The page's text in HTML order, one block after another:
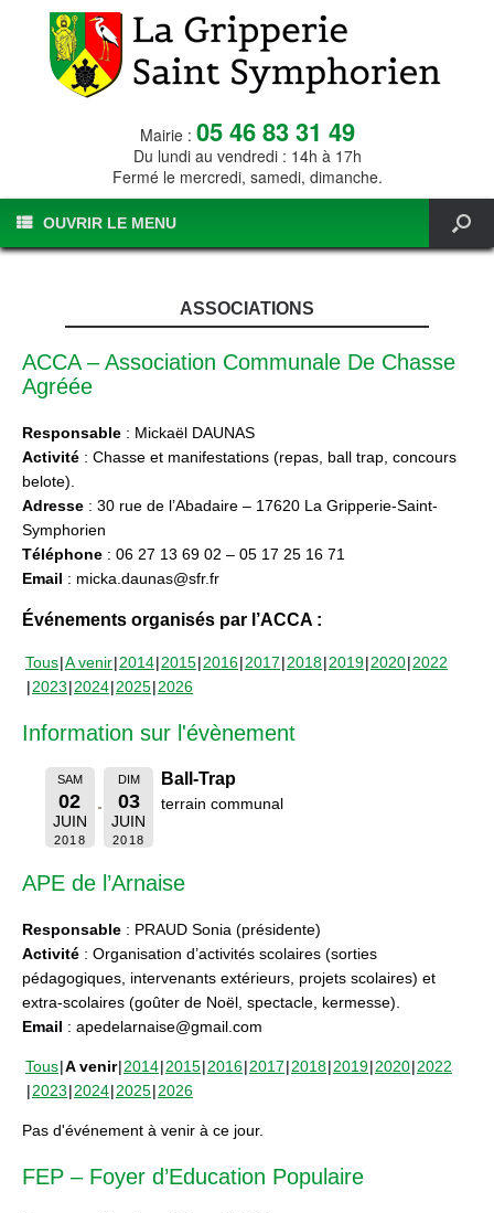
Mairie : 05 46 83 31 49
Du lundi au vendredi : 14h à 17h
Fermé le mercredi, samedi, dimanche.
OUVRIR LE MENU
ASSOCIATIONS
ACCA – Association Communale De Chasse
Agréée
Responsable : Mickaël DAUNAS
Activité : Chasse et manifestations (repas, ball trap, concours
belote).
Adresse : 30 rue de l’Abadaire – 17620 La Gripperie-Saint-
Symphorien
Téléphone : 06 27 13 69 02 – 05 17 25 16 71
Email : micka.daunas@sfr.fr
Événements organisés par l’ACCA :
Tous A venir 2014 2015 2016 2017 2018 2019 2020 2022
2023 2024 2025 2026
Information sur l'évènement
SAM
02
JUIN
2018
DIM
03
JUIN
2018
Ball-Trap
terrain communal
APE de l’Arnaise
Responsable : PRAUD Sonia (présidente)
Activité : Organisation d’activités scolaires (sorties
pédagogiques, intervenants extérieurs, projets scolaires) et
extra-scolaires (goûter de Noël, spectacle, kermesse).
Email : apedelarnaise@gmail.com
Tous A venir 2014 2015 2016 2017 2018 2019 2020 2022
2023 2024 2025 2026
Pas d'événement à venir à ce jour.
FEP – Foyer d’Education Populaire